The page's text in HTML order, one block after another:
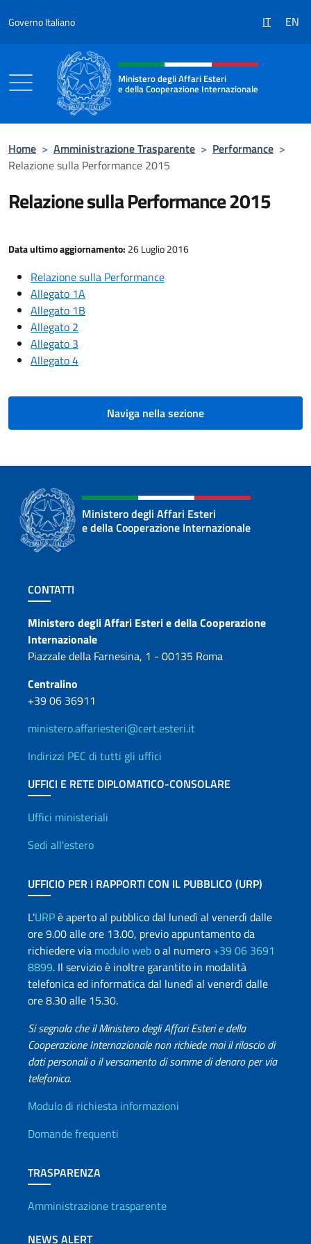
Governo Italiano IT EN
Intestazione sito, social e menù
Ministero degli Affari Esteri
e della Cooperazione Internazionale
Home > Amministrazione Trasparente > Performance >
Relazione sulla Performance 2015
Relazione sulla Performance 2015
Data ultimo aggiornamento: 26 Luglio 2016
Relazione sulla Performance
Allegato 1A
Allegato 1B
Allegato 2
Allegato 3
Allegato 4
Naviga nella sezione
Ministero degli Affari Esteri
e della Cooperazione Internazionale
Sezione footer
CONTATTI
Contatti
Ministero degli Affari Esteri e della Cooperazione
Internazionale
Piazzale della Farnesina, 1 - 00135 Roma
Centralino
+39 06 36911
ministero.affariesteri@cert.esteri.it
Indirizzi PEC di tutti gli uffici
UFFICI E RETE DIPLOMATICO-CONSOLARE
Uffici e Rete diplomatica
Uffici ministeriali
Sedi all'estero
UFFICIO PER I RAPPORTI CON IL PUBBLICO (URP)
L'URPè aperto al pubblico dal lunedì al venerdì dalle
ore 9.00 alle ore 13.00, previo appuntamento da
richiedere via modulo webo al numero +39 06 3691
8899. Il servizio è inoltre garantito in modalità
telefonica ed informatica dal lunedì al venerdì dalle
ore 8.30 alle 15.30.
Si segnala che il Ministero degli Affari Esteri e della
Cooperazione Internazionale non richiede mai il rilascio di
dati personali o il versamento di somme di denaro per via
telefonica.
Info utili
Modulo di richiesta informazioni
Domande frequenti
TRASPARENZA
Amministrazione trasparente
NEWS ALERT